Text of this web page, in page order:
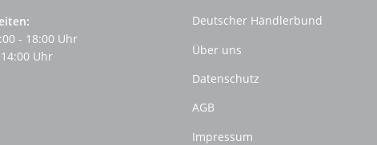
- 18:00 Uhr
Uhr
Deutscher Händlerbund
Über uns
Datenschutz
AGB
Impressum